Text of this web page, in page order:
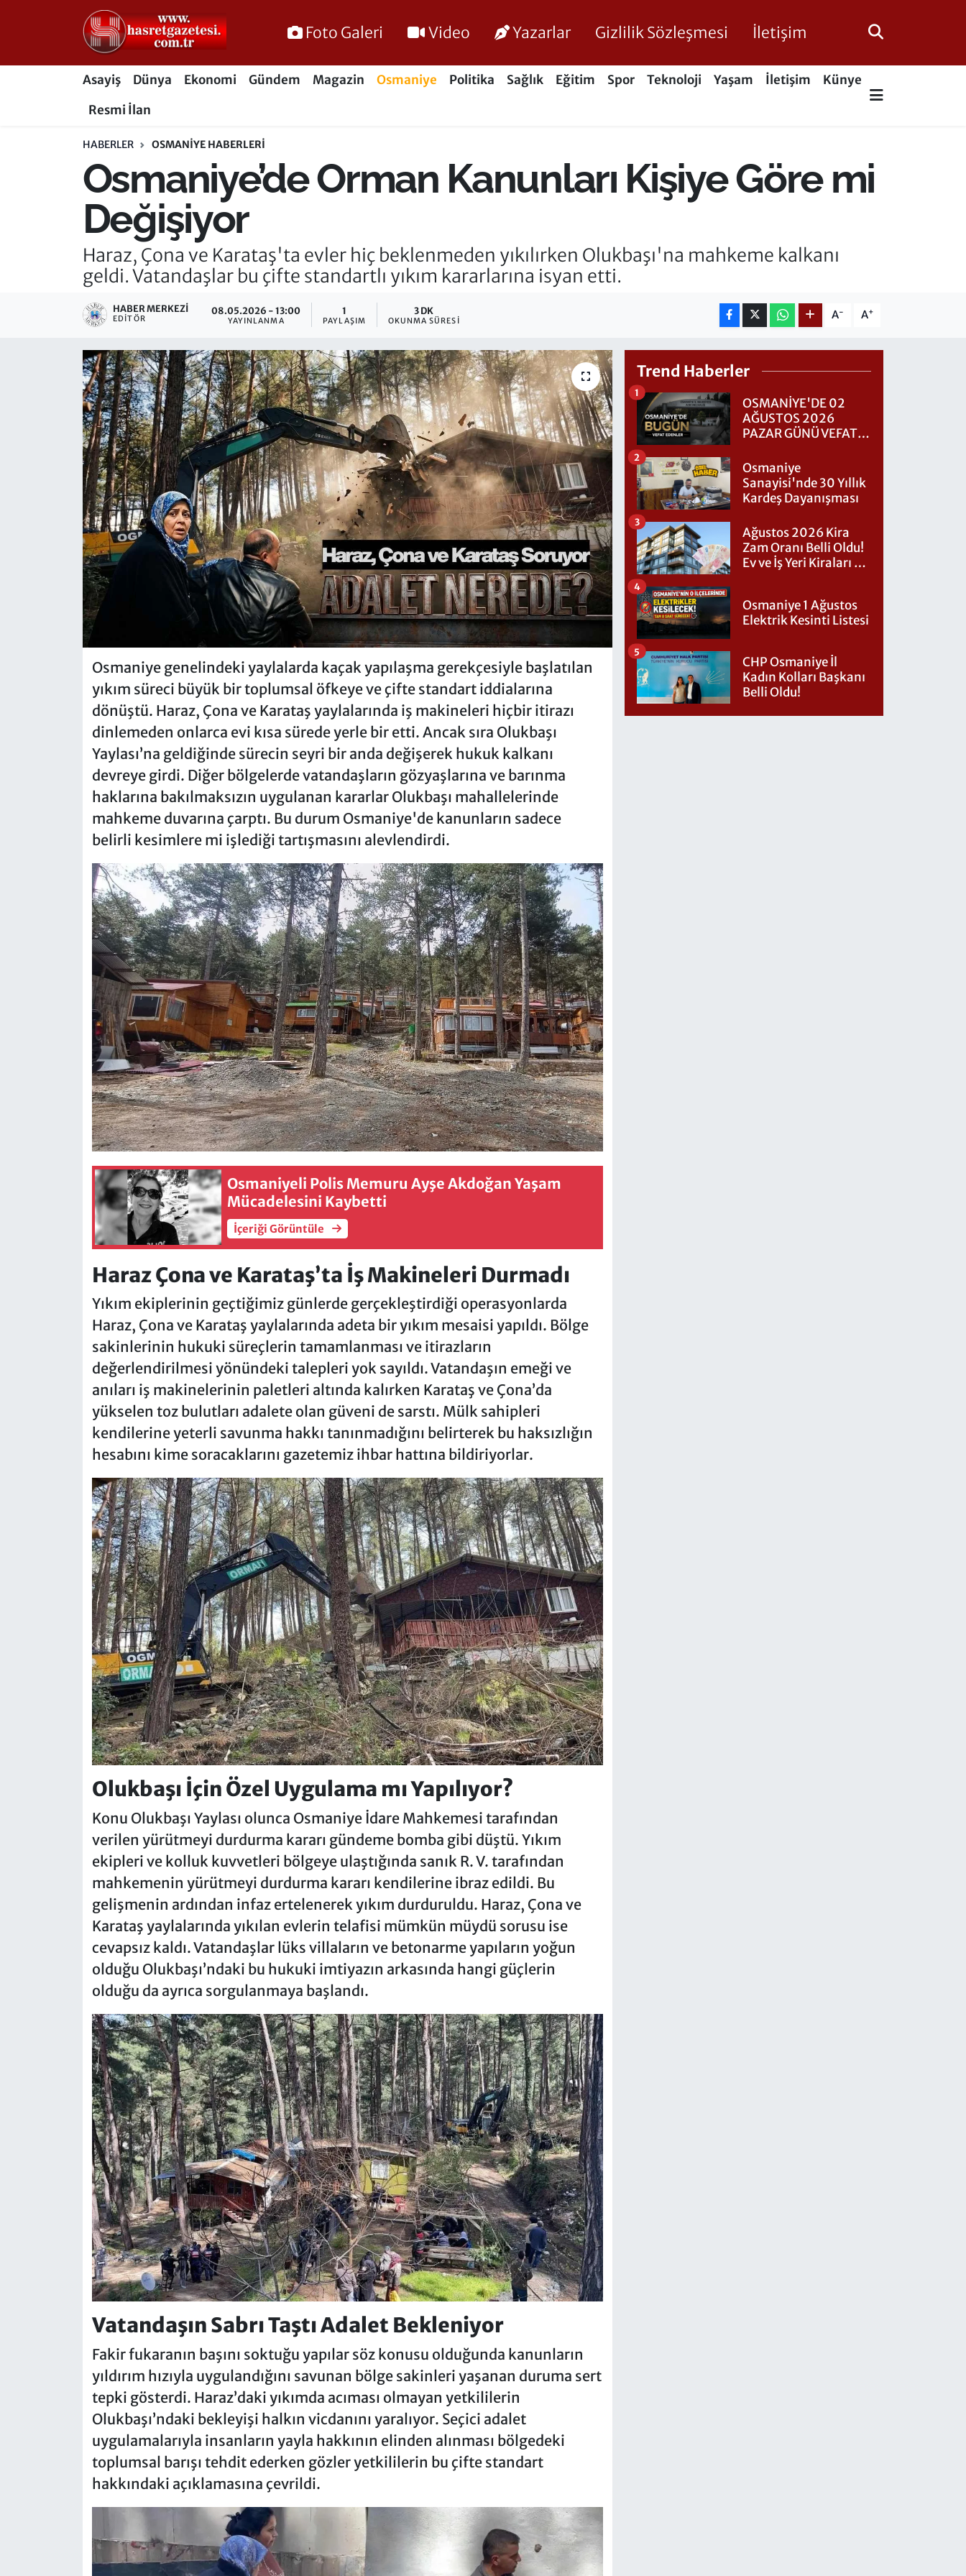
Foto Galeri Video Yazarlar Gizlilik Sözleşmesi İletişim
Asayiş Dünya Ekonomi Gündem Magazin Osmaniye Politika Sağlık Eğitim Spor Teknoloji Yaşam İletişim
Künye
Resmi İlan
HABERLER OSMANIYE HABERLERI
Osmaniye’de Orman Kanunları Kişiye Göre mi
Değişiyor
Haraz, Çona ve Karataş'ta evler hiç beklenmeden yıkılırken Olukbaşı'na mahkeme kalkanı
geldi. Vatandaşlar bu çifte standartlı yıkım kararlarına isyan etti.
HABER MERKEZI
EDITÖR
08.05.2026 - 13:00
YAYINLANMA
1
PAYLAŞIM
3 DK
OKUNMA SÜRESI A- A+
Osmaniye genelindeki yaylalarda kaçak yapılaşma gerekçesiyle başlatılan
yıkım süreci büyük bir toplumsal öfkeye ve çifte standart iddialarına
dönüştü. Haraz, Çona ve Karataş yaylalarında iş makineleri hiçbir itirazı
dinlemeden onlarca evi kısa sürede yerle bir etti. Ancak sıra Olukbaşı
Yaylası’na geldiğinde sürecin seyri bir anda değişerek hukuk kalkanı
devreye girdi. Diğer bölgelerde vatandaşların gözyaşlarına ve barınma
haklarına bakılmaksızın uygulanan kararlar Olukbaşı mahallelerinde
mahkeme duvarına çarptı. Bu durum Osmaniye'de kanunların sadece
belirli kesimlere mi işlediği tartışmasını alevlendirdi.
Osmaniyeli Polis Memuru Ayşe Akdoğan Yaşam
Mücadelesini Kaybetti
İçeriği Görüntüle
Haraz Çona ve Karataş’ta İş Makineleri Durmadı
Yıkım ekiplerinin geçtiğimiz günlerde gerçekleştirdiği operasyonlarda
Haraz, Çona ve Karataş yaylalarında adeta bir yıkım mesaisi yapıldı. Bölge
sakinlerinin hukuki süreçlerin tamamlanması ve itirazların
değerlendirilmesi yönündeki talepleri yok sayıldı. Vatandaşın emeği ve
anıları iş makinelerinin paletleri altında kalırken Karataş ve Çona’da
yükselen toz bulutları adalete olan güveni de sarstı. Mülk sahipleri
kendilerine yeterli savunma hakkı tanınmadığını belirterek bu haksızlığın
hesabını kime soracaklarını gazetemiz ihbar hattına bildiriyorlar.
Olukbaşı İçin Özel Uygulama mı Yapılıyor?
Konu Olukbaşı Yaylası olunca Osmaniye İdare Mahkemesi tarafından
verilen yürütmeyi durdurma kararı gündeme bomba gibi düştü. Yıkım
ekipleri ve kolluk kuvvetleri bölgeye ulaştığında sanık R. V. tarafından
mahkemenin yürütmeyi durdurma kararı kendilerine ibraz edildi. Bu
gelişmenin ardından infaz ertelenerek yıkım durduruldu. Haraz, Çona ve
Karataş yaylalarında yıkılan evlerin telafisi mümkün müydü sorusu ise
cevapsız kaldı. Vatandaşlar lüks villaların ve betonarme yapıların yoğun
olduğu Olukbaşı’ndaki bu hukuki imtiyazın arkasında hangi güçlerin
olduğu da ayrıca sorgulanmaya başlandı.
Vatandaşın Sabrı Taştı Adalet Bekleniyor
Fakir fukaranın başını soktuğu yapılar söz konusu olduğunda kanunların
yıldırım hızıyla uygulandığını savunan bölge sakinleri yaşanan duruma sert
tepki gösterdi. Haraz’daki yıkımda acıması olmayan yetkililerin
Olukbaşı’ndaki bekleyişi halkın vicdanını yaralıyor. Seçici adalet
uygulamalarıyla insanların yayla hakkının elinden alınması bölgedeki
toplumsal barışı tehdit ederken gözler yetkililerin bu çifte standart
hakkındaki açıklamasına çevrildi.
Trend Haberler
OSMANİYE'DE 02
AĞUSTOS 2026
PAZAR GÜNÜ VEFAT
1
Osmaniye
Sanayisi'nde 30 Yıllık
Kardeş Dayanışması
2
Ağustos 2026 Kira
Zam Oranı Belli Oldu!
Ev ve İş Yeri Kiraları Ne
3
Osmaniye 1 Ağustos
Elektrik Kesinti Listesi
4
CHP Osmaniye İl
Kadın Kolları Başkanı
Belli Oldu!
5
Osmaniye Nöbetçi Eczaneler
Osmaniye Hava Durumu
Süper Lig Puan Durumu ve Fikstür
Tüm Manşetler
Son Dakika Haberleri
Haber Arşivi